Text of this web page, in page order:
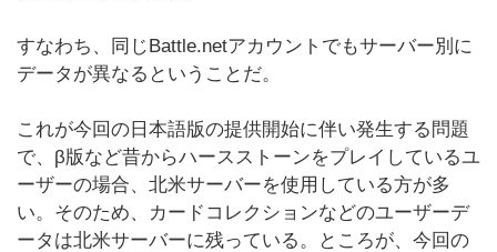
すなわち、同じBattle.netアカウントでもサーバー別に
データが異なるということだ。
これが今回の日本語版の提供開始に伴い発生する問題
で、β版など昔からハースストーンをプレイしているユ
ーザーの場合、北米サーバーを使用している方が多
い。そのため、カードコレクションなどのユーザーデ
ータは北米サーバーに残っている。ところが、今回の